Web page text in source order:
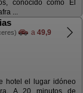
conocido como El
...
a 49,9
hotel el lugar idóneo